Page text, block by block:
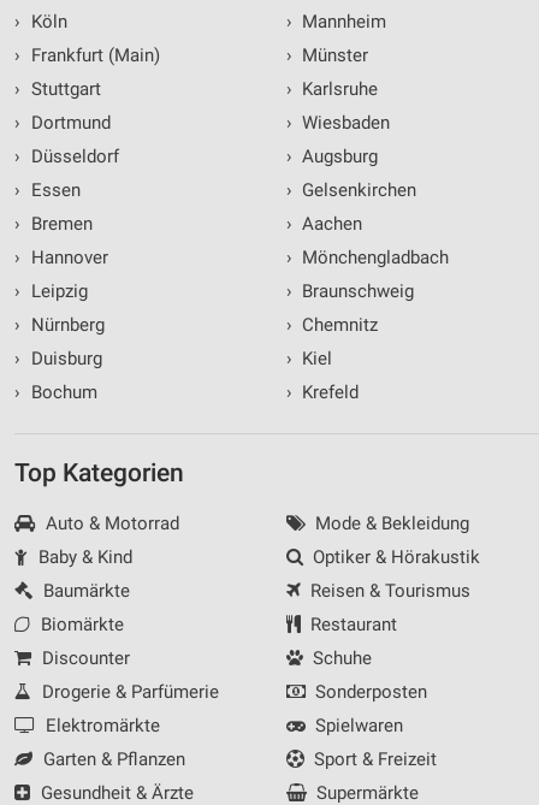
›
Köln
›
Frankfurt (Main)
› Stuttgart
›
Dortmund
›
Düsseldorf
›
Essen
›
Bremen
›
Hannover
›
Leipzig
›
Nürnberg
›
Duisburg
›
Bochum
› Mannheim
› Münster
› Karlsruhe
› Wiesbaden
› Augsburg
› Gelsenkirchen
› Aachen
› Mönchengladbach
› Braunschweig
› Chemnitz
› Kiel
› Krefeld
Top Kategorien
Auto & Motorrad
Baby & Kind
Baumärkte
Biomärkte
Discounter
Drogerie & Parfümerie
Elektromärkte
Garten & Pflanzen
Gesundheit & Ärzte
Mode & Bekleidung
Optiker & Hörakustik
Reisen & Tourismus
Restaurant
Schuhe
Sonderposten
Spielwaren
Sport & Freizeit
Supermärkte